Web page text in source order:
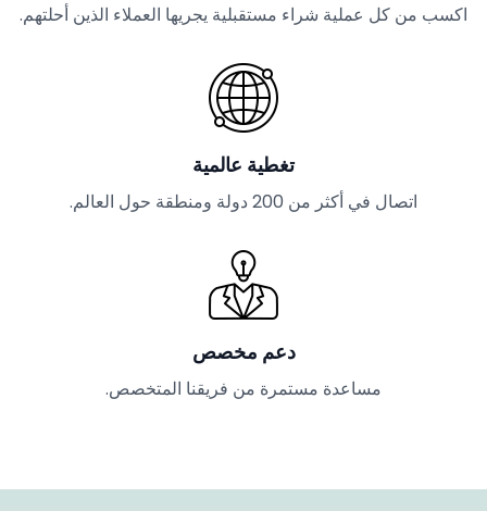
اكسب من كل عملية شراء مستقبلية يجريها العملاء الذين أحلتهم.
تغطية عالمية
اتصال في أكثر من 200 دولة ومنطقة حول العالم.
دعم مخصص
مساعدة مستمرة من فريقنا المتخصص.